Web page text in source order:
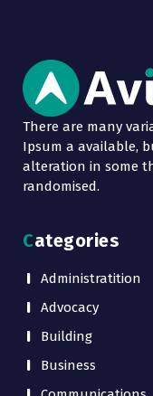
There are many
Ipsum a available,
alteration in some
randomised.
Categories
Administratition
Advocacy
Building
Business